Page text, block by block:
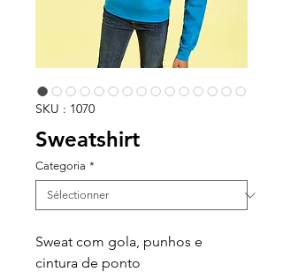
SKU : 1070
Sweatshirt
Categoria *
Sweat com gola, punhos e
cintura de ponto